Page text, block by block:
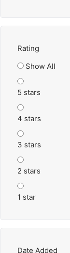
Rating
Show All
5 stars
4 stars
3 stars
2 stars
1 star
Date Added